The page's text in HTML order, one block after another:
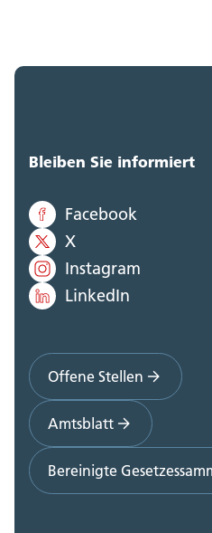
Bleiben Sie informiert
Facebook
X
Instagram
LinkedIn
Offene Stellen
Amtsblatt
Bereinigte